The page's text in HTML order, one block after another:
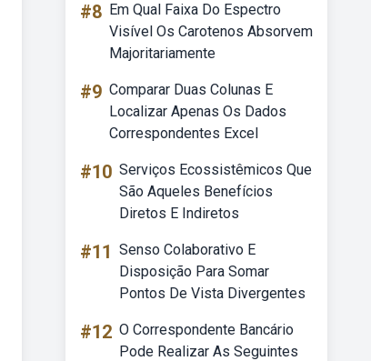
#8 Em Qual Faixa Do Espectro
Visível Os Carotenos Absorvem
Majoritariamente
#9 Comparar Duas Colunas E
Localizar Apenas Os Dados
Correspondentes Excel
#10 Serviços Ecossistêmicos Que
São Aqueles Benefícios
Diretos E Indiretos
#11 Senso Colaborativo E
Disposição Para Somar
Pontos De Vista Divergentes
#12 O Correspondente Bancário
Pode Realizar As Seguintes